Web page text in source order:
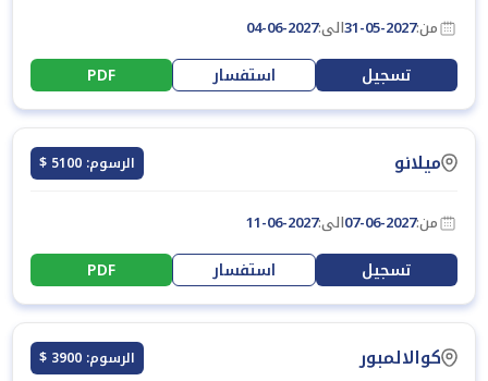
من:31-05-2027الى:04-06-2027
تسجيل استفسار PDF
ميلانو الرسوم: 5100 $
من:07-06-2027الى:11-06-2027
تسجيل استفسار PDF
كوالالمبور الرسوم: 3900 $